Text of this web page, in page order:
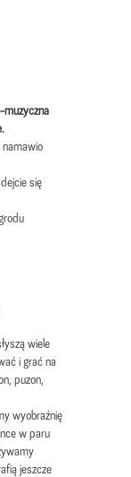
muzyczna
się
wiele
i grać na
puzon,
wyobraźnię
w paru
jeszcze